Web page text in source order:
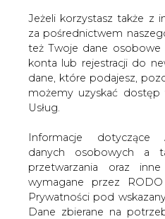
Jeżeli korzystasz także z
za pośrednictwem
też Twoje dane osobowe
konta lub rejestracji do
dane, które podajesz,
możemy uzyskać dostęp
Usług.
Informacje dotyczące
danych osobowych a
przetwarzania oraz
wymagane przez
Prywatności pod
Dane zbierane na
Strona główna
SERWIS
/ Poznajemy kulisy
Redakcja